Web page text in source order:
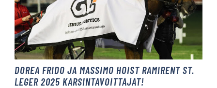
DOREA FRIDO JA MASSIMO HOIST RAMIRENT ST.
LEGER 2025 KARSINTAVOITTAJAT!